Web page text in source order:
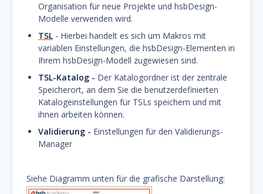
Organisation für neue Projekte und hsbDesign-
Modelle verwenden wird.
TSL - Hierbei handelt es sich um Makros mit
variablen Einstellungen, die hsbDesign-Elementen in
Ihrem hsbDesign-Modell zugewiesen sind.
TSL-Katalog - Der Katalogordner ist der zentrale
Speicherort, an dem Sie die benutzerdefinierten
Katalogeinstellungen für TSLs speichern und mit
ihnen arbeiten können.
Validierung - Einstellungen für den Validierungs-
Manager
Siehe Diagramm unten für die grafische Darstellung: